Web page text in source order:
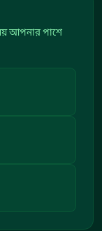
আপনার পাশে